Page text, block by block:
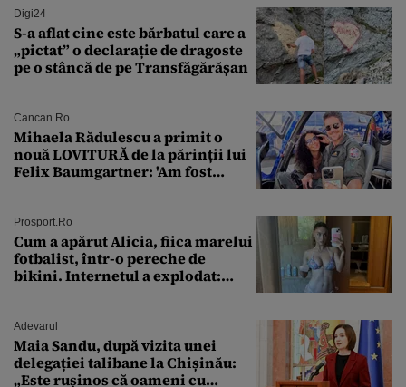
Digi24
S-a aflat cine este bărbatul care a
„pictat” o declarație de dragoste
pe o stâncă de pe Transfăgărășan
Cancan.ro
Mihaela Rădulescu a primit o
nouă LOVITURĂ de la părinții lui
Felix Baumgartner: 'Am fost
Prosport.ro
Cum a apărut Alicia, fiica marelui
fotbalist, într-o pereche de
bikini. Internetul a explodat:
Adevarul
Maia Sandu, după vizita unei
delegației talibane la Chișinău:
„Este rușinos că oameni cu